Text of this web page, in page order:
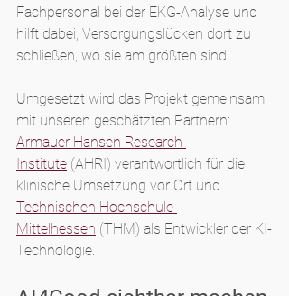
Fachpersonal bei der EKG-Analyse und
hilft dabei, Versorgungslücken dort zu
schließen, wo sie am größten sind.
Umgesetzt wird das Projekt gemeinsam
mit unseren geschätzten Partnern:
Armauer Hansen Research
Institute (AHRI) verantwortlich für die
klinische Umsetzung vor Ort und
Technischen Hochschule
Mittelhessen (THM) als Entwickler der KI-
Technologie.